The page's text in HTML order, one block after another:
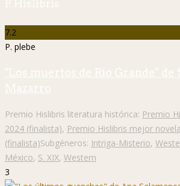
P. Hislibris
7.2
P. plebe
"Los muertos de Río Grande" de
Mazarro
Premio Hislibris literatura histórica: Premio
2024 (finalista), Premio Hislibris mejor
(finalista)Subgéneros: Intriga-Misterio,
México, S. XIX, Western
3